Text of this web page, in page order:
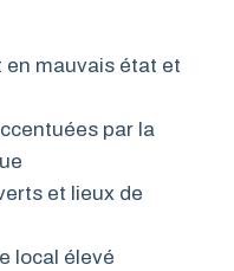
mauvais état et
par la
et lieux de
local élevé